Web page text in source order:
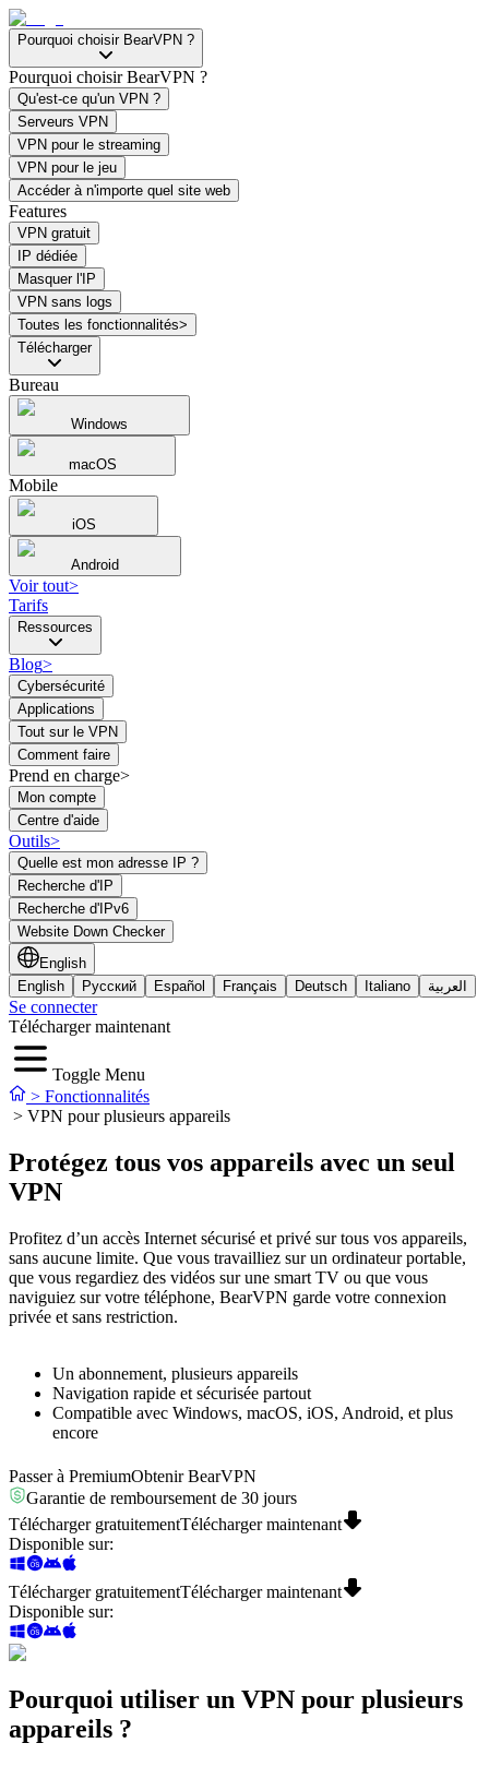
Pourquoi choisir BearVPN ?
Pourquoi choisir BearVPN ?
Qu'est-ce qu'un VPN ?
Serveurs VPN
VPN pour le streaming
VPN pour le jeu
Accéder à n'importe quel site web
Features
VPN gratuit
IP dédiée
Masquer l'IP
VPN sans logs
Toutes les fonctionnalités>
Télécharger
Bureau
Windows
macOS
Mobile
iOS
Android
Voir tout>
Tarifs
Ressources
Blog>
Cybersécurité
Applications
Tout sur le VPN
Comment faire
Prend en charge>
Mon compte
Centre d'aide
Outils>
Quelle est mon adresse IP ?
Recherche d'IP
Recherche d'IPv6
Website Down Checker
English
English
Русский Español Français Deutsch Italiano العربية
Se connecter
Télécharger maintenant
Toggle Menu
> Fonctionnalités
> VPN pour plusieurs appareils
Protégez tous vos appareils avec un seul
VPN
Profitez d’un accès Internet sécurisé et privé sur tous vos appareils,
sans aucune limite. Que vous travailliez sur un ordinateur portable,
que vous regardiez des vidéos sur une smart TV ou que vous
naviguiez sur votre téléphone, BearVPN garde votre connexion
privée et sans restriction.
Un abonnement, plusieurs appareils
Navigation rapide et sécurisée partout
Compatible avec Windows, macOS, iOS, Android, et plus
encore
Passer à PremiumObtenir BearVPN
Garantie de remboursement de 30 jours
Télécharger gratuitementTélécharger maintenant
Disponible sur:
Télécharger gratuitementTélécharger maintenant
Disponible sur:
Pourquoi utiliser un VPN pour plusieurs
appareils ?